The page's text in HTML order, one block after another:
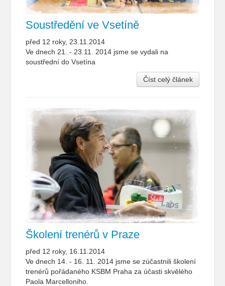
Soustředění ve Vsetíně
před 12 roky, 23.11.2014
Ve dnech 21. - 23.11. 2014 jsme se vydali na
soustřední do Vsetína
Číst celý článek
Školení trenérů v Praze
před 12 roky, 16.11.2014
Ve dnech 14. - 16. 11. 2014 jsme se zúčastnili školení
trenérů pořádaného KSBM Praha za účasti skvělého
Paola Marcelloniho.